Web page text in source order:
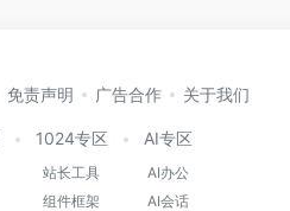
免责声明 广告合作 关于我们
1024专区
站长工具
组件框架
AI专区
AI办公
AI会话